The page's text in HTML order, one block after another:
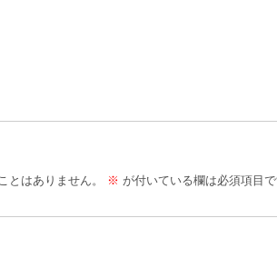
とはありません。
※ が付いている欄は必須項目